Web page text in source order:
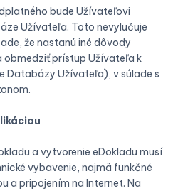
bude Užívateľovi
Užívateľa. Toto nevylučuje
že nastanú iné dôvody
prístup Užívateľa k
Databázy Užívateľa), v súlade s
a vytvorenie eDokladu musí
vybavenie, najmä funkčné
a pripojením na Internet. Na